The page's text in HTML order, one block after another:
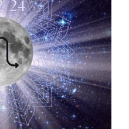
Blog
Contact